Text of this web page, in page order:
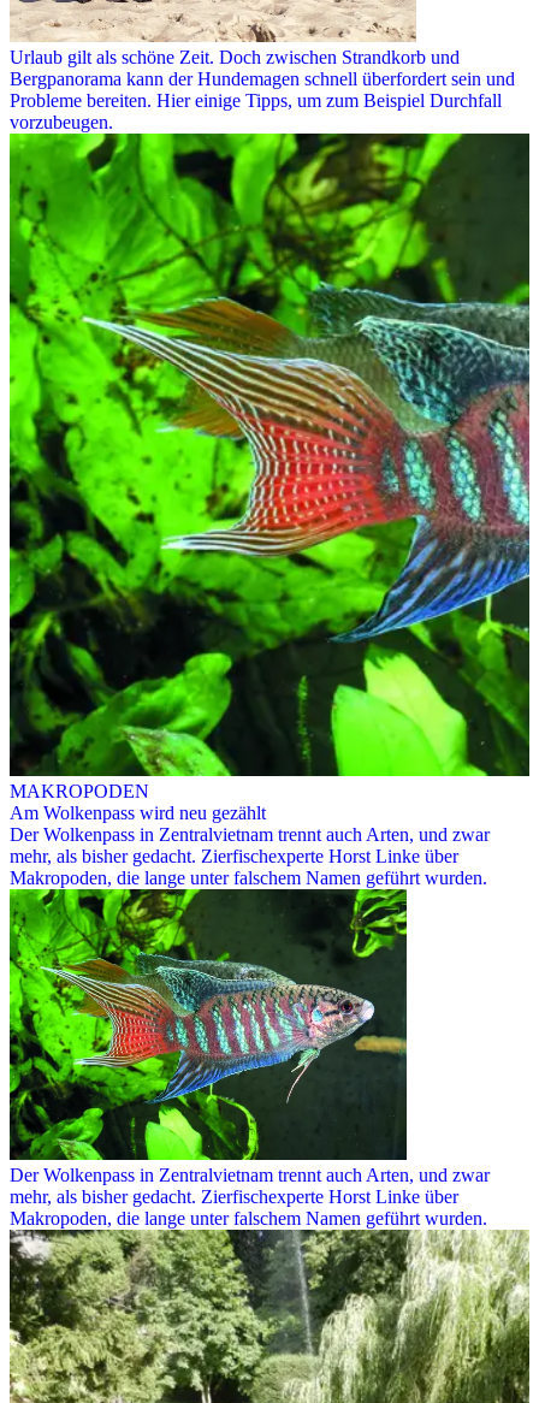
Urlaub gilt als schöne Zeit. Doch zwischen Strandkorb und
Bergpanorama kann der Hundemagen schnell überfordert sein und
Probleme bereiten. Hier einige Tipps, um zum Beispiel Durchfall
vorzubeugen.
MAKROPODEN
Am Wolkenpass wird neu gezählt
Der Wolkenpass in Zentralvietnam trennt auch Arten, und zwar
mehr, als bisher gedacht. Zierfischexperte Horst Linke über
Makropoden, die lange unter falschem Namen geführt wurden.
Der Wolkenpass in Zentralvietnam trennt auch Arten, und zwar
mehr, als bisher gedacht. Zierfischexperte Horst Linke über
Makropoden, die lange unter falschem Namen geführt wurden.